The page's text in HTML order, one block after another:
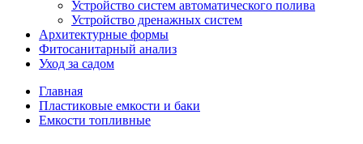
Устройство систем автоматического полива
Устройство дренажных систем
Aрхитектурные формы
Фитосанитарный анализ
Уход за садом
Главная
Пластиковые емкости и баки
Емкости топливные